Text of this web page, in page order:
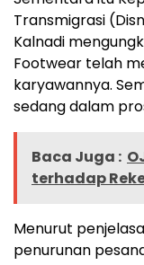
Transmigrasi
Kalnadi
Footwear telah
karyawannya.
sedang dalam
Baca Juga :
terhadap
Menurut
penurunan